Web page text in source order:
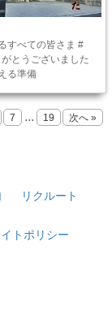
すべての皆さま #
とうございました
る準備
7 ... 19 次へ »
リクルート
トポリシー